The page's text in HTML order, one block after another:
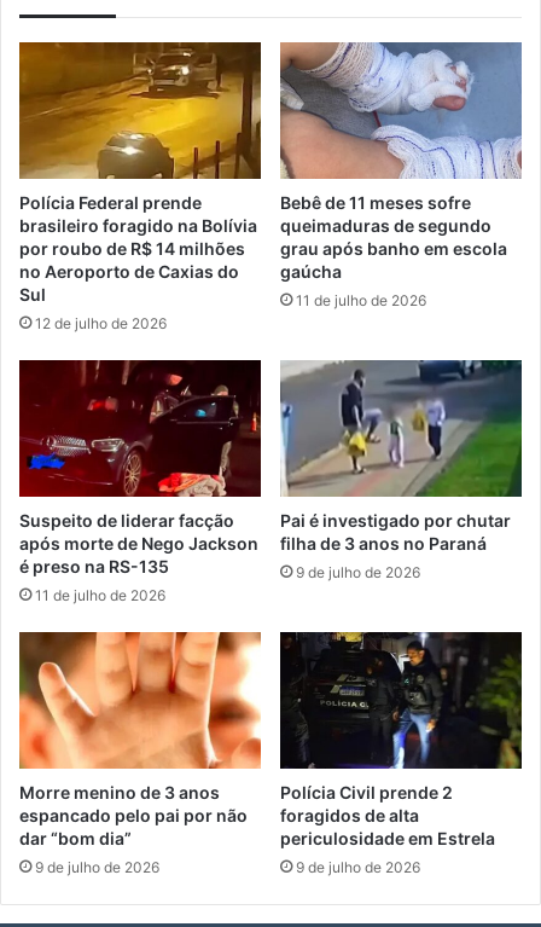
Polícia Federal prende
brasileiro foragido na Bolívia
por roubo de R$ 14 milhões
no Aeroporto de Caxias do
Sul
12 de julho de 2026
Bebê de 11 meses sofre
queimaduras de segundo
grau após banho em escola
gaúcha
11 de julho de 2026
Suspeito de liderar facção
após morte de Nego Jackson
é preso na RS-135
11 de julho de 2026
Pai é investigado por chutar
filha de 3 anos no Paraná
9 de julho de 2026
Morre menino de 3 anos
espancado pelo pai por não
dar “bom dia”
9 de julho de 2026
Polícia Civil prende 2
foragidos de alta
periculosidade em Estrela
9 de julho de 2026